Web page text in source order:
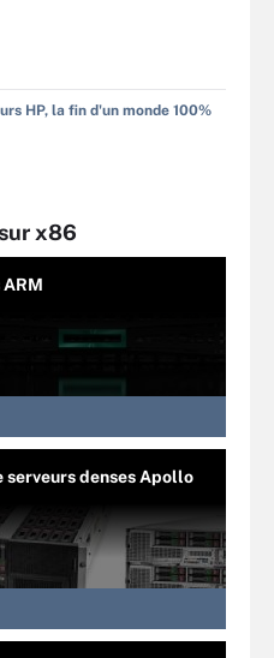
HP, la fin d'un monde 100%
x86
serveurs denses Apollo